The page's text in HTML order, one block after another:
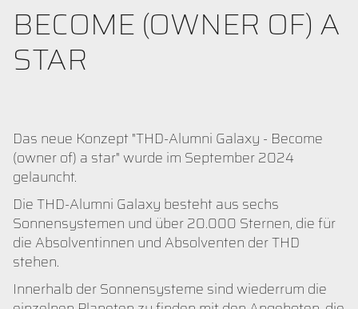
BECOME (OWNER OF) A
STAR
Das neue Konzept "THD-Alumni Galaxy - Become
(owner of) a star" wurde im September 2024
gelauncht.
Die THD-Alumni Galaxy besteht aus sechs
Sonnensystemen und über 20.000 Sternen, die für
die Absolventinnen und Absolventen der THD
stehen.
Innerhalb der Sonnensysteme sind wiederrum die